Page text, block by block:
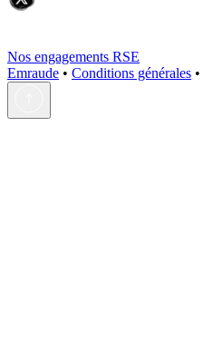
Nos engagements RSE
Emraude • Conditions générales •